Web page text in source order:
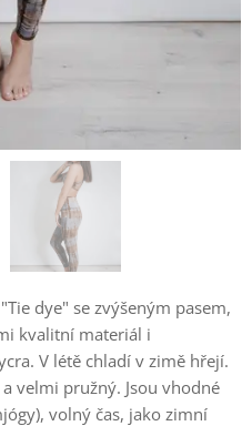
dye" se zvýšeným pasem,
kvalitní materiál i
V létě chladí v zimě hřejí.
velmi pružný. Jsou vhodné
volný čas, jako zimní